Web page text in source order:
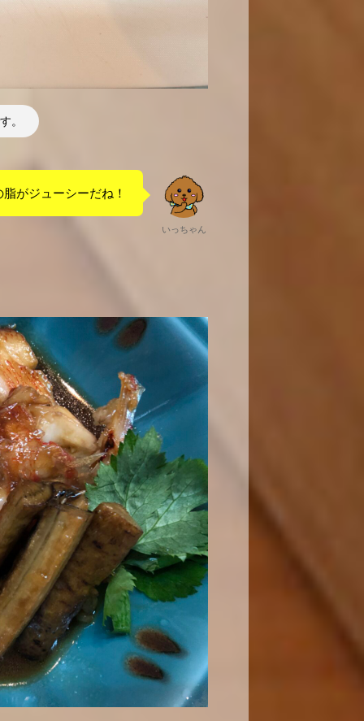
。
がジューシーだね！
いっちゃん